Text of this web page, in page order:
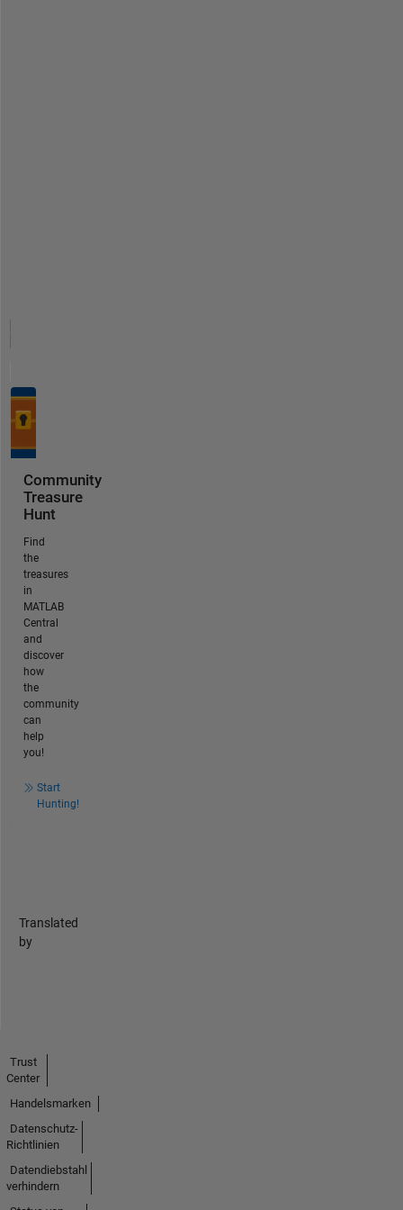
Community
Treasure
Hunt
Find
the
treasures
in
MATLAB
Central
and
discover
how
the
community
can
help
you!
Start
Hunting!
Translated
by
Trust
Center
Handelsmarken
Datenschutz-
Richtlinien
Datendiebstahl
verhindern